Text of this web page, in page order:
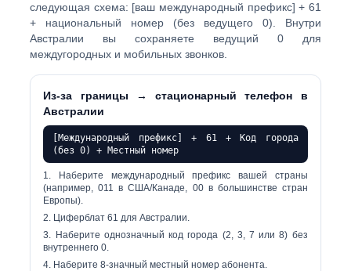
следующая схема: [ваш международный префикс] + 61
+ национальный номер (без ведущего 0) . Внутри
Австралии вы сохраняете ведущий 0 для
междугородных и мобильных звонков.
Из-за границы → стационарный телефон в
Австралии
[Международный префикс] + 61 + Код города
(без 0) + Местный номер
Наберите международный префикс вашей страны
(например, 011 в США/Канаде, 00 в большинстве стран
Европы).
Циферблат61 для Австралии.
Наберите однозначный код города (2, 3, 7 или 8) без
внутреннего 0.
Наберите 8-значный местный номер абонента.